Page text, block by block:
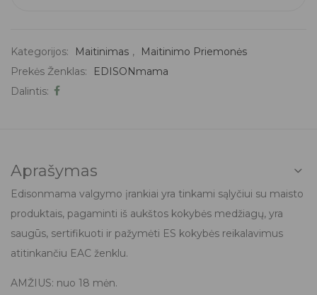
Kategorijos: Maitinimas ,
Maitinimo Priemonės
Prekės Ženklas:
EDISONmama
Dalintis:
Aprašymas
Edisonmama valgymo įrankiai yra tinkami sąlyčiui su maisto
produktais, pagaminti iš aukštos kokybės medžiagų, yra
saugūs, sertifikuoti ir pažymėti ES kokybės reikalavimus
atitinkančiu EAC ženklu.
AMŽIUS: nuo 18 mėn.